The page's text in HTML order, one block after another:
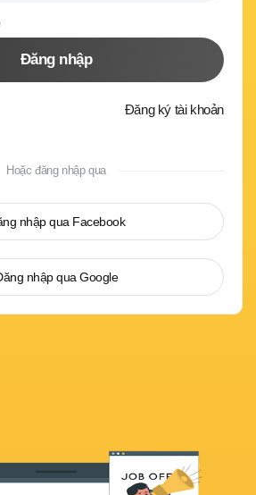
Đăng nhập
Đăng ký tài khoản
Hoặc đăng nhập qua
nhập qua Facebook
nhập qua Google